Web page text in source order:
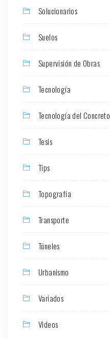
Solucionarios
Suelos
Supervisión de Obras
Tecnología
Tecnología del Concreto
Tesis
Tips
Topografía
Transporte
Túneles
Urbanismo
Variados
Videos